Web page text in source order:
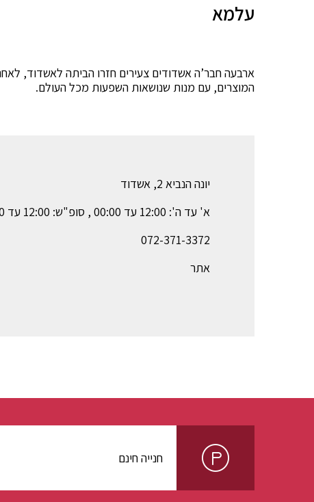
עלמא
ארבעה חבר’ה אשדודים צעירים חזרו הביתה לאשדוד,
המוצרים, עם מנות שנושאות השפעות מכל העולם.
יונה הנביא 2, אשדוד
א' עד ה': 12:00 עד 00:00 , סופ"ש: 12:00 עד 01:00
072-371-3372
אתר
חנייה חינם